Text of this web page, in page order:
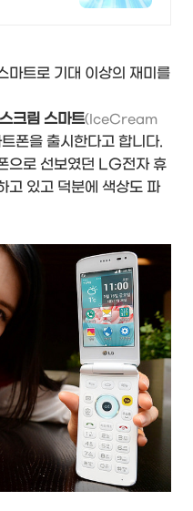
마트로 기대 이상의 재미를
크림 스마트(IceCream
폰을 출시한다고 합니다.
으로 선보였던 LG전자 휴
고 있고 덕분에 색상도 파